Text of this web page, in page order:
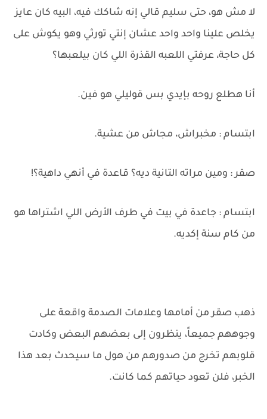
لا مش هو، حتى سليم قالي إنه شاكك فيه، البيه كان عايز
يخلص علينا واحد واحد عشان إنتي تورثي وهو يكوش على
كل حاجة، عرفتي اللعبه القذرة اللي كان بيلعبها؟
أنا هطلع روحه بإيدي بس قوليلي هو فين.
ابتسام : مخبراش، مجاش من عشية.
صقر : ومين مراته التانية ديه؟ قاعدة في أنهي داهية؟!
ابتسام : جاعدة في بيت في طرف الأرض اللي اشتراها هو
من كام سنة إكديه.
ذهب صقر من أمامها وعلامات الصدمة واقعة على
وجوههم جميعاً، ينظرون إلى بعضهم البعض وكادت
قلوبهم تخرج من صدورهم من هول ما سيحدث بعد هذا
الخبر، فلن تعود حياتهم كما كانت.